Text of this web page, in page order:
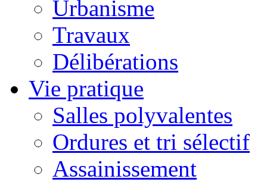
Urbanisme
Travaux
Délibérations
Vie pratique
Salles polyvalentes
Ordures et tri sélectif
Assainissement